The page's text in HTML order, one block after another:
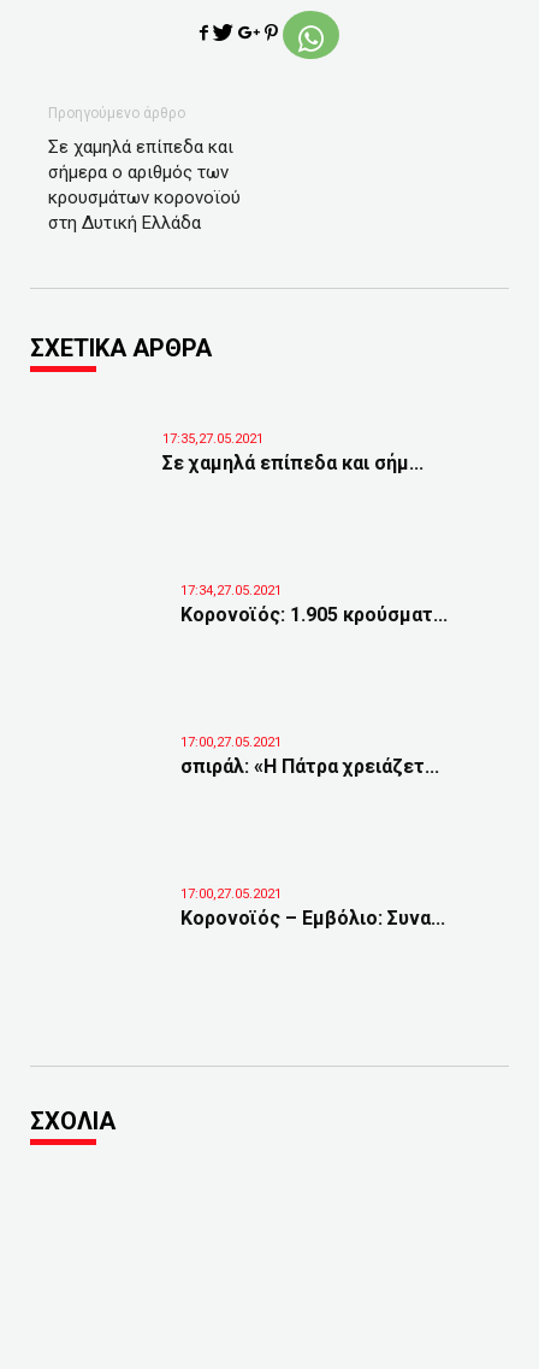
Προηγούμενο άρθρο
Σε χαμηλά επίπεδα και
σήμερα ο αριθμός των
κρουσμάτων κορονοϊού
στη Δυτική Ελλάδα
ΣΧΕΤΙΚΑ ΑΡΘΡΑ
17:35,27.05.2021
Σε χαμηλά επίπεδα και σήμ...
17:34,27.05.2021
Κορονοϊός: 1.905 κρούσματ...
17:00,27.05.2021
σπιράλ: «Η Πάτρα χρειάζετ...
17:00,27.05.2021
Κορονοϊός – Eμβόλιο: Συνα...
ΣΧΟΛΙΑ